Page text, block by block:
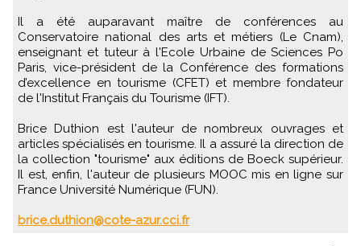
Il a été auparavant maître de conférences au
Conservatoire national des arts et métiers (Le Cnam),
enseignant et tuteur à l'Ecole Urbaine de Sciences Po
Paris, vice-président de la Conférence des formations
d’excellence en tourisme (CFET) et membre fondateur
de l'Institut Français du Tourisme (IFT).
Brice Duthion est l'auteur de nombreux ouvrages et
articles spécialisés en tourisme. Il a assuré la direction de
la collection "tourisme" aux éditions de Boeck supérieur.
Il est, enfin, l'auteur de plusieurs MOOC mis en ligne sur
France Université Numérique (FUN).
brice.duthion@cote-azur.cci.fr